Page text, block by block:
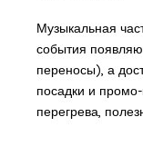
Музыкальная
события
переносы), а
посадки и
перегрева,